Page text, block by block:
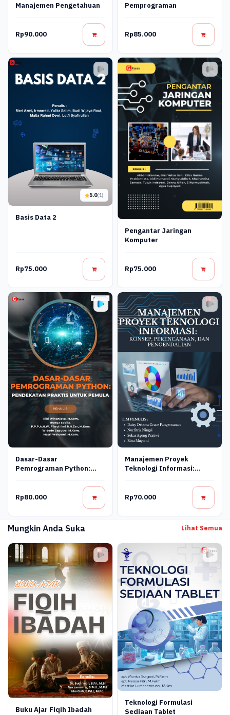
Manajemen Pengetahuan
Rp90.000
Pemprograman
Rp85.000
5.0(1)
Basis Data 2
Rp75.000
Pengantar Jaringan
Komputer
Rp75.000
Dasar-Dasar
Pemrograman Python:
Rp80.000
Manajemen Proyek
Teknologi Informasi:
Rp70.000
Mungkin Anda Suka Lihat Semua
Buku Ajar Fiqih Ibadah
Teknologi Formulasi
Sediaan Tablet